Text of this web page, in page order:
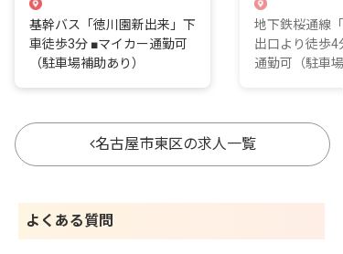
基幹バス「徳川園新出来」下
車徒歩3分 ■マイカー通勤可
（駐車場補助あり）
地下鉄桜通線
出口より徒歩4
通勤可（駐車
名古屋市東区の求人一覧
よくある質問